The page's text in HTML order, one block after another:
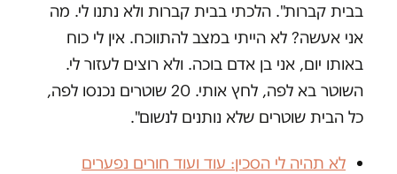
בבית קברות". הלכתי בבית קברות ולא נתנו לי. מה
אני אעשה? לא הייתי במצב להתווכח. אין לי כוח
באותו יום, אני בן אדם בוכה. ולא רוצים לעזור לי.
השוטר בא לפה, לחץ אותי. 20 שוטרים נכנסו לפה,
כל הבית שוטרים שלא נותנים לנשום".
לא תהיה לי הסכין: עוד ועוד חורים נפערים